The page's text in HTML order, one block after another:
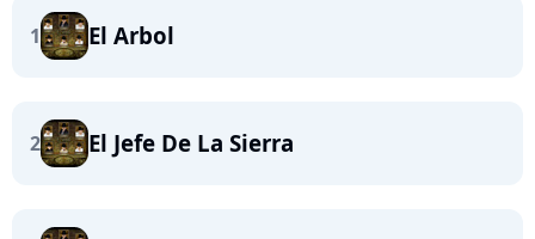
1 El Arbol
2 El Jefe De La Sierra